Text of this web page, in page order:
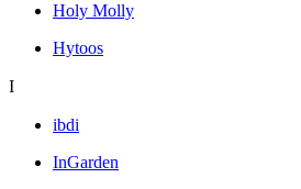
Holy Molly
Hytoos
I
ibdi
InGarden